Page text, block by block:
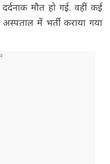
मौत हो गई. वहीं कई
में भर्ती कराया गया